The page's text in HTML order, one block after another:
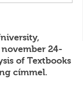
24-
of Textbooks
címmel.